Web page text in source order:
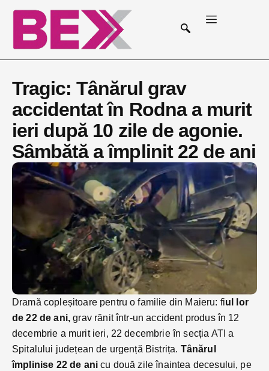
Tragic: Tânărul grav
accidentat în Rodna a murit
ieri după 10 zile de agonie.
Sâmbătă a împlinit 22 de ani
Dramă copleșitoare pentru o familie din Maieru: fiul lor
de 22 de ani, grav rănit într-un accident produs în 12
decembrie a murit ieri, 22 decembrie în secția ATI a
Spitalului județean de urgență Bistrița. Tânărul
împlinise 22 de anicu două zile înaintea decesului, pe